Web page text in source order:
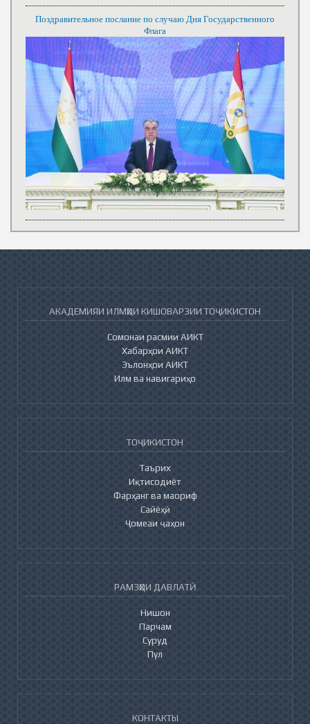
Поздравительное послание по случаю Дня Государственного
Флага
АКАДЕМИЯИ ИЛМҲОИ КИШОВАРЗИИ ТОҶИКИСТОН
Сомонаи расмии АИКТ
Хабарҳои АИКТ
Эълонҳои АИКТ
Илм ва навигариҳо
ТОҶИКИСТОН
Таърих
Иқтисодиёт
Фарҳанг ва маориф
Сайёҳӣ
Ҷомеаи ҷаҳон
РАМЗҲОИ ДАВЛАТӢ
Нишон
Парчам
Суруд
Пул
КОНТАКТЫ